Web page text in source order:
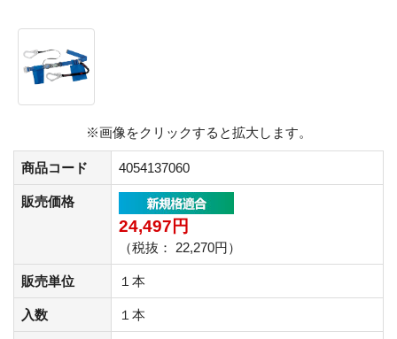
※画像をクリックすると拡大します。
商品コード 4054137060
販売価格
24,497円
（税抜： 22,270円）
販売単位 １本
入数 １本